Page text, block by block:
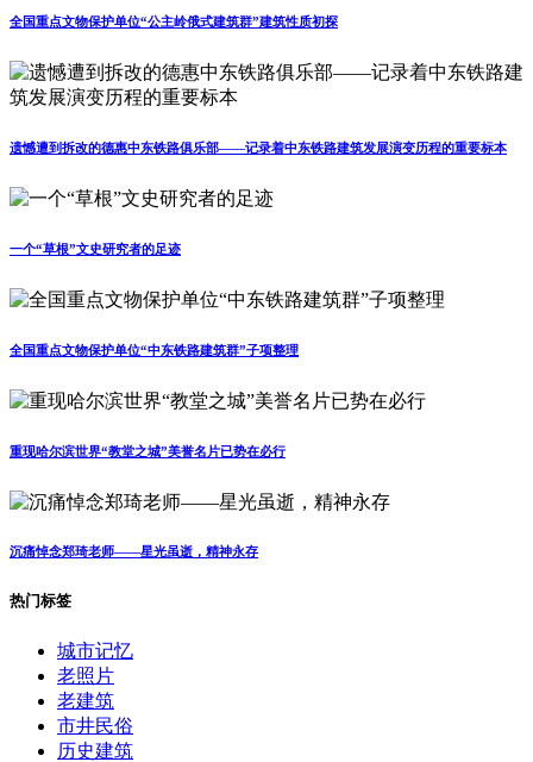
全国重点文物保护单位“公主岭俄式建筑群”建筑性质初探
遗憾遭到拆改的德惠中东铁路俱乐部——记录着中东铁路建筑发展演变历程的重要标本
一个“草根”文史研究者的足迹
全国重点文物保护单位“中东铁路建筑群”子项整理
重现哈尔滨世界“教堂之城”美誉名片已势在必行
沉痛悼念郑琦老师——星光虽逝，精神永存
热门标签
城市记忆
老照片
老建筑
市井民俗
历史建筑